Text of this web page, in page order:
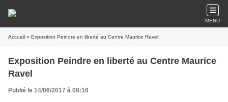
MENU
Accueil » Exposition Peindre en liberté au Centre Maurice Ravel
Exposition Peindre en liberté au Centre Maurice
Ravel
Publié le 14/06/2017 à 08:10